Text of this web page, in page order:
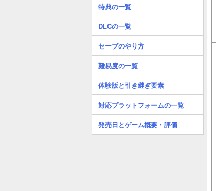
特典の一覧
DLCの一覧
セーブのやり方
難易度の一覧
体験版と引き継ぎ要素
対応プラットフォームの一覧
発売日とゲーム概要・評価